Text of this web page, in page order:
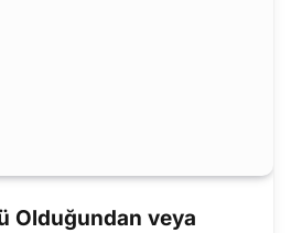
Olduğundan veya